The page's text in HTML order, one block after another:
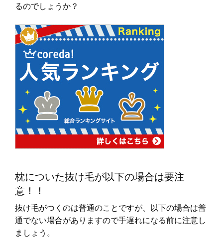
るのでしょうか？
枕についた抜け毛が以下の場合は要注
意！！
抜け毛がつくのは普通のことですが、以下の場合は普
通でない場合がありますので手遅れになる前に注意し
ましょう。